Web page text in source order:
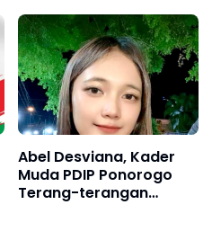
Kepedulian Sosial di Hari
Raya Idul Adha 1447 H
Abel Desviana, Kader
Muda PDIP Ponorogo
Terang-terangan